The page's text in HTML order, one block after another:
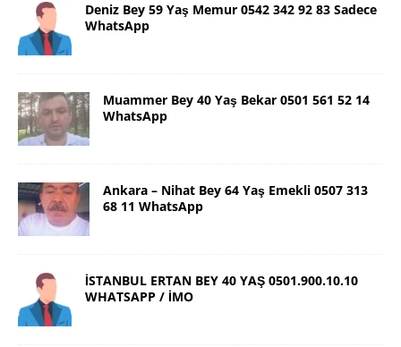
Deniz Bey 59 Yaş Memur 0542 342 92 83 Sadece
WhatsApp
Muammer Bey 40 Yaş Bekar 0501 561 52 14
WhatsApp
Ankara – Nihat Bey 64 Yaş Emekli 0507 313
68 11 WhatsApp
İSTANBUL ERTAN BEY 40 YAŞ 0501.900.10.10
WHATSAPP / İMO